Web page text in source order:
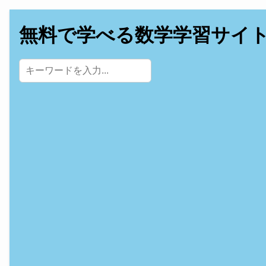
無料で学べる数学学習サイ
サイト内検索